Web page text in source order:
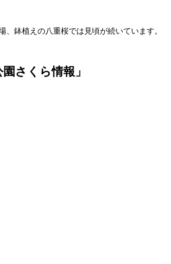
鉢植えの八重桜では見頃が続いています。
さくら情報」